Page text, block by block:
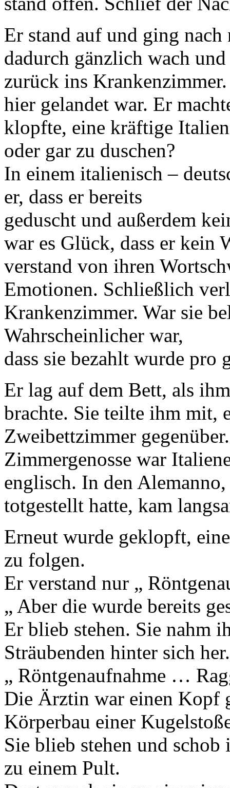
Er stand auf und ging nach
dadurch gänzlich wach
zurück ins
hier gelandet war. Er
klopfte, eine kräftige
oder gar zu duschen?
In einem italienisch –
er, dass er bereits
geduscht und außerdem
war es Glück, dass er kein
verstand von ihren
Emotionen. Schließlich
Krankenzimmer. War sie
Wahrscheinlicher war,
dass sie bezahlt wurde pro
Er lag auf dem Bett, als
brachte. Sie teilte ihm mit,
Zweibettzimmer
Zimmergenosse war
englisch. In den
totgestellt hatte, kam
Erneut wurde geklopft,
zu folgen.
Er verstand nur „
„ Aber die wurde bereits
Er blieb stehen. Sie nahm
Sträubenden hinter sich her.
„ Röntgenaufnahme …
Die Ärztin war einen Kopf
Körperbau einer
Sie blieb stehen und
zu einem Pult.